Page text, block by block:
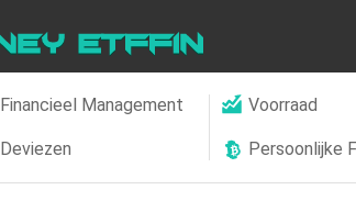
Financieel Management Voorraad
Deviezen Persoonlijke